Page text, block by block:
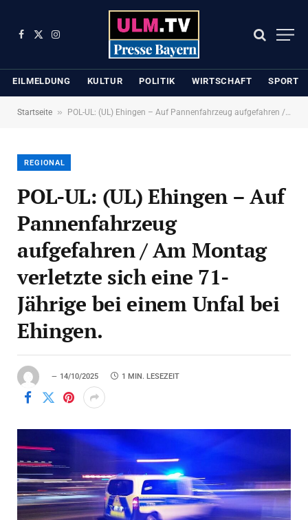
Facebook
X
Instagram
EILMELDUNG KULTUR POLITIK WIRTSCHAFT SPORT
Startseite » POL-UL: (UL) Ehingen – Auf Pannenfahrzeug aufgefahren / Am Montag verletzte sich eine 71-Jährige bei einem Unfal bei Ehingen.
REGIONAL
POL-UL: (UL) Ehingen – Auf
Pannenfahrzeug
aufgefahren / Am Montag
verletzte sich eine 71-
Jährige bei einem Unfal bei
Ehingen.
14/10/2025 1 MIN. LESEZEIT